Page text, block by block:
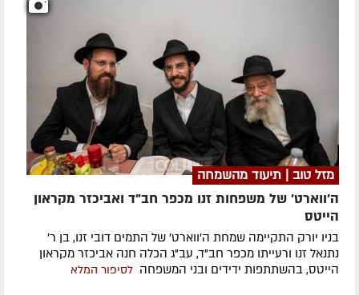
מזל טוב | תיעוד מהשמחה
ה'ווארט' של משפחות זנו מכפר חב"ד ואביכזר מקראון
הייטס
בניו יורק התקיימה שמחת ה'ווארט' של התמים דובי זנו, בן ר'
נתנאל זנו ורעייתו מכפר חב"ד, עב"ג הכלה חנה אביכזר מקראון
הייטס, בהשתתפות ידידים ובני המשפחה לסיפור המלא